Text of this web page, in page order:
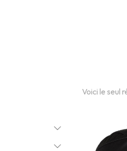
Voici le seul